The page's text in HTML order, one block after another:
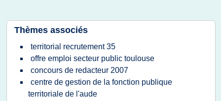
Thèmes associés
territorial recrutement 35
offre emploi secteur public toulouse
concours de redacteur 2007
centre de gestion de la fonction publique
territoriale de l'aude